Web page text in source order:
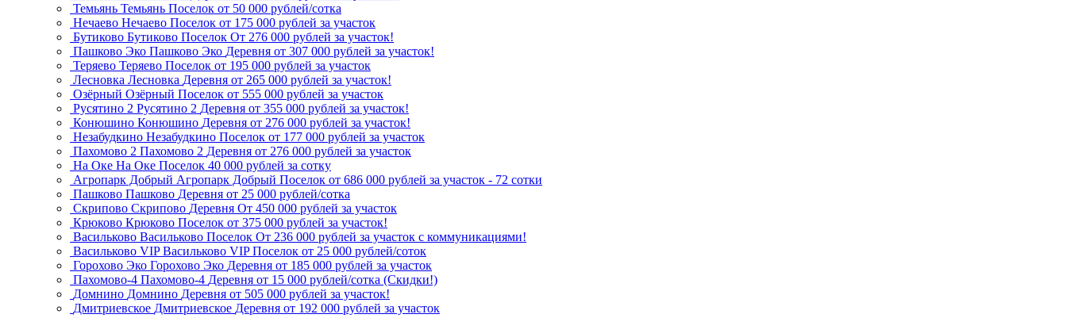
Темьянь Темьянь Поселок от 50 000 рублей/сотка
Нечаево Нечаево Поселок от 175 000 рублей за участок
Бутиково Бутиково Поселок От 276 000 рублей за участок!
Пашково Эко Пашково Эко Деревня от 307 000 рублей за участок!
Теряево Теряево Поселок от 195 000 рублей за участок
Лесновка Лесновка Деревня от 265 000 рублей за участок!
Озёрный Озёрный Поселок от 555 000 рублей за участок
Русятино 2 Русятино 2 Деревня от 355 000 рублей за участок!
Конюшино Конюшино Деревня от 276 000 рублей за участок!
Незабудкино Незабудкино Поселок от 177 000 рублей за участок
Пахомово 2 Пахомово 2 Деревня от 276 000 рублей за участок
На Оке На Оке Поселок 40 000 рублей за сотку
Агропарк Добрый Агропарк Добрый Поселок от 686 000 рублей за участок - 72 сотки
Пашково Пашково Деревня от 25 000 рублей/сотка
Скрипово Скрипово Деревня От 450 000 рублей за участок
Крюково Крюково Поселок от 375 000 рублей за участок!
Васильково Васильково Поселок От 236 000 рублей за участок с коммуникациями!
Васильково VIP Васильково VIP Поселок от 25 000 рублей/соток
Горохово Эко Горохово Эко Деревня от 185 000 рублей за участок
Пахомово-4 Пахомово-4 Деревня от 15 000 рублей/сотка (Скидки!)
Домнино Домнино Деревня от 505 000 рублей за участок!
Дмитриевское Дмитриевское Деревня от 192 000 рублей за участок